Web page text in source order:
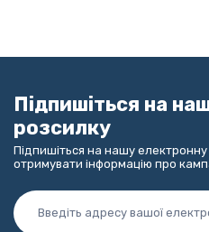
Підпишіться на
розсилку
Підпишіться на нашу
отримувати інформацію про